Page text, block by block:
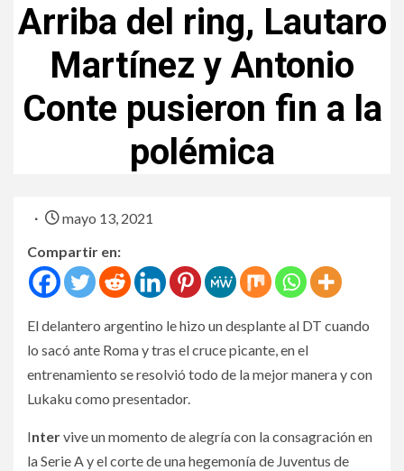
Arriba del ring, Lautaro
Martínez y Antonio
Conte pusieron fin a la
polémica
mayo 13, 2021
Compartir en:
El delantero argentino le hizo un desplante al DT cuando
lo sacó ante Roma y tras el cruce picante, en el
entrenamiento se resolvió todo de la mejor manera y con
Lukaku como presentador.
Intervive un momento de alegría con la consagración en
la Serie A y el corte de una hegemonía de Juventus de